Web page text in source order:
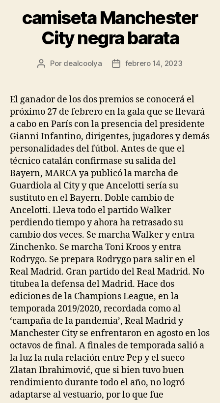
camiseta Manchester
City negra barata
Autor
entrada
Por dealcoolya
Fecha
entrada
febrero 14, 2023
El ganador de los dos premios se conocerá el
próximo 27 de febrero en la gala que se llevará
a cabo en París con la presencia del presidente
Gianni Infantino, dirigentes, jugadores y demás
personalidades del fútbol. Antes de que el
técnico catalán confirmase su salida del
Bayern, MARCA ya publicó la marcha de
Guardiola al City y que Ancelotti sería su
sustituto en el Bayern. Doble cambio de
Ancelotti. Lleva todo el partido Walker
perdiendo tiempo y ahora ha retrasado su
cambio dos veces. Se marcha Walker y entra
Zinchenko. Se marcha Toni Kroos y entra
Rodrygo. Se prepara Rodrygo para salir en el
Real Madrid. Gran partido del Real Madrid. No
titubea la defensa del Madrid. Hace dos
ediciones de la Champions League, en la
temporada 2019/2020, recordada como al
‘campaña de la pandemia’, Real Madrid y
Manchester City se enfrentaron en agosto en los
octavos de final. A finales de temporada salió a
la luz la nula relación entre Pep y el sueco
Zlatan Ibrahimović, que si bien tuvo buen
rendimiento durante todo el año, no logró
adaptarse al vestuario, por lo que fue